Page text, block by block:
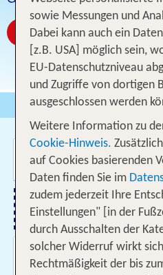
Jetzt ab
Pauschalferien
Städtereisen
% DEALS
Kreuzfahrten
Fahrzeuge
Wo soll es hin gehen?
Flug hinzufügen
Wann & wie lange?
12.08.2026 -
sowie Messungen und
Dabei kann auch ein
[z.B. USA] möglich sein,
EU-Datenschutzniveau
und Zugriffe von dortigen
ausgeschlossen werden
Weitere Information zu
Cookie-Hinweis.
auf Cookies basierenden
Daten finden Sie im
zudem jederzeit Ihre
Einstellungen" [in der
durch Ausschalten der
solcher Widerruf wirkt
Rechtmäßigkeit der bis